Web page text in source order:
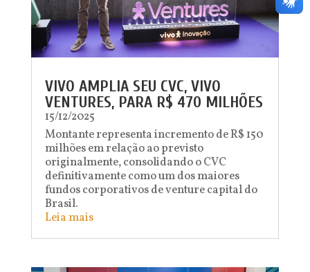
VIVO AMPLIA SEU CVC, VIVO
VENTURES, PARA R$ 470 MILHÕES
15/12/2025
Montante representa incremento de R$ 150
milhões em relação ao previsto
originalmente, consolidando o CVC
definitivamente como um dos maiores
fundos corporativos de venture capital do
Brasil.
Leia mais